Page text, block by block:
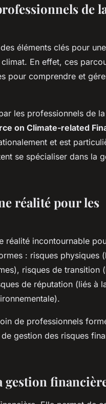
de
éléments clés pour
En effet, ces
pour comprendre et
les professionnels de
on Climate-related
et est
se spécialiser dans la
réalité pour les
réalité incontournable
: risques physiques
risques de transition
de réputation (liés à
de professionnels
gestion des risques
gestion